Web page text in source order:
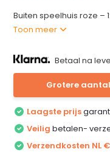
Buiten speelhuis roze –
Toon meer
Betaal na
Grotere
Laagste prijs
Veilig betalen-
Verzendkosten NL